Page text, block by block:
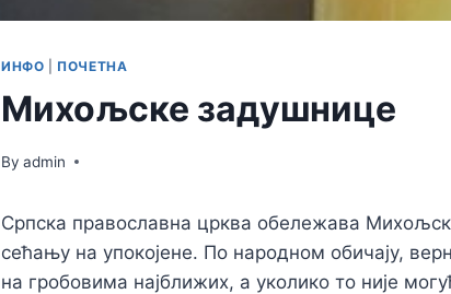
ИНФО ПОЧЕТНА
Михољске задушнице
By admin
Српска православна црква обележава
сећању на упокојене. По народном обичају,
на гробовима најближих, а уколико то није